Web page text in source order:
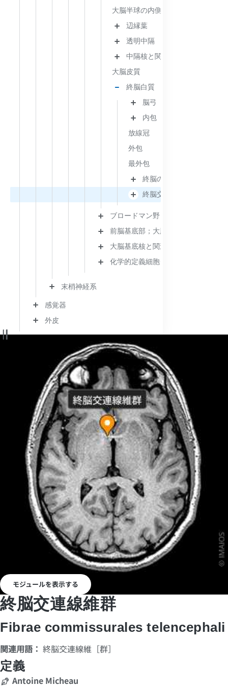
大脳半球の内側面と下面
辺縁葉
透明中隔
中隔核と関係構造
大脳皮質
終脳白質
脳弓
内包
放線冠
外包
最外包
終脳の連合線維
終脳交連線維［群］
ブロードマン野
前脳基底部；大脳基底部
大脳基底核と関連構造
化学的定義細胞グループ
末梢神経系
感覚器
外皮
モジュールを表示する
終脳交連線維群
Fibrae commissurales telencephali
関連用語： 終脳交連線維［群］
定義
Antoine Micheau